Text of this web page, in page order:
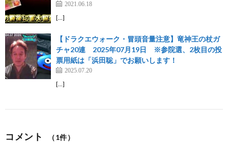
2021.06.18
[…]
【ドラクエウォーク・冒頭音量注意】竜神王の杖ガ
チャ20連 2025年07月19日 ※参院選、2枚目の投
票用紙は「浜田聡」でお願いします！
2025.07.20
[…]
コメント （1件）